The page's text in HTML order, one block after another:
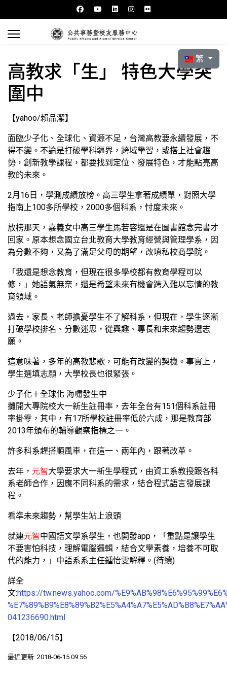
選擇你的語言
繁
高教求「生」 特色大學突
圍中
【yahoo/賴品潔】
面臨少子化、全球化、資源不足，台灣高教要永續發展，不
得不變。不論是打破學科疆界，跨域學習，或搭上社會趨
勢，創新教學課程，都要找到定位、發展特色，才能點亮高
教的未來。
2月16日，學測成績放榜。高三學生拿著成績單，對照大學
指南上100多所學校，2000多個科系，忖度未來。
放榜那天，嘉義女中高三學生馬若容還是在圖書館念完書才
回家。原本想念國立台北教育大學教育經營與管理學系，因
為分數不夠，又為了滿足父母的期望，改填私校商學院。
「我還是想念教育，但現在很多學校都有教育學程可以
修，」她語氣無奈，還是希望未來有機會跨入難以忘情的教
育領域。
過去，家長、老師擔憂學生不了解科系，但現在，學生逐漸
打破學校排名、分數迷思，從興趣、專長和未來趨勢選志
願。
這意味著，多年的高教悲歌，可能有改變的契機。事實上，
學生選填志願，大學校長也很緊張。
少子化＋全球化 海嘯發生中
攤開大專院校大一新生註冊率，去年全台有151個科系註冊
率掛零，其中，有17所學校註冊率低於六成，那是教育部
2013年頒布的輔導觀察指標之一。
許多科系趕搭順風車，在這一、兩年內，跟著改革。
去年， 元智大學要求大一新生學程式，由資工系教授跟各科
系老師合作，因應不同科系的需求，結合程式語言發展課
程。
看準未來趨勢，幫學生站上浪頭
就連元智中國語文學系學生，也開發app，「重點是讓學生
不要害怕科技，理解電腦邏輯，結合文學素養，培養不可取
代的能力，」中語系系主任鍾怡雯解釋。(待續)
詳全
文:https://tw.news.yahoo.com/
041236690.html
【2018/06/15】
最近更新: 2018-06-15 09:56